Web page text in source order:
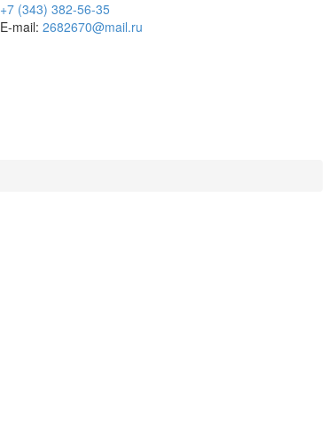
+7 (343) 382-56-35
E-mail: 2682670@mail.ru